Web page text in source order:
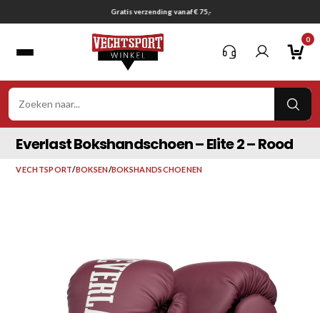
naar
Gratis verzending vanaf € 75,-
0
Everlast Bokshandschoen – Elite 2 – Rood
VECHTSPORT/BOKSEN/BOKSHANDSCHOENEN